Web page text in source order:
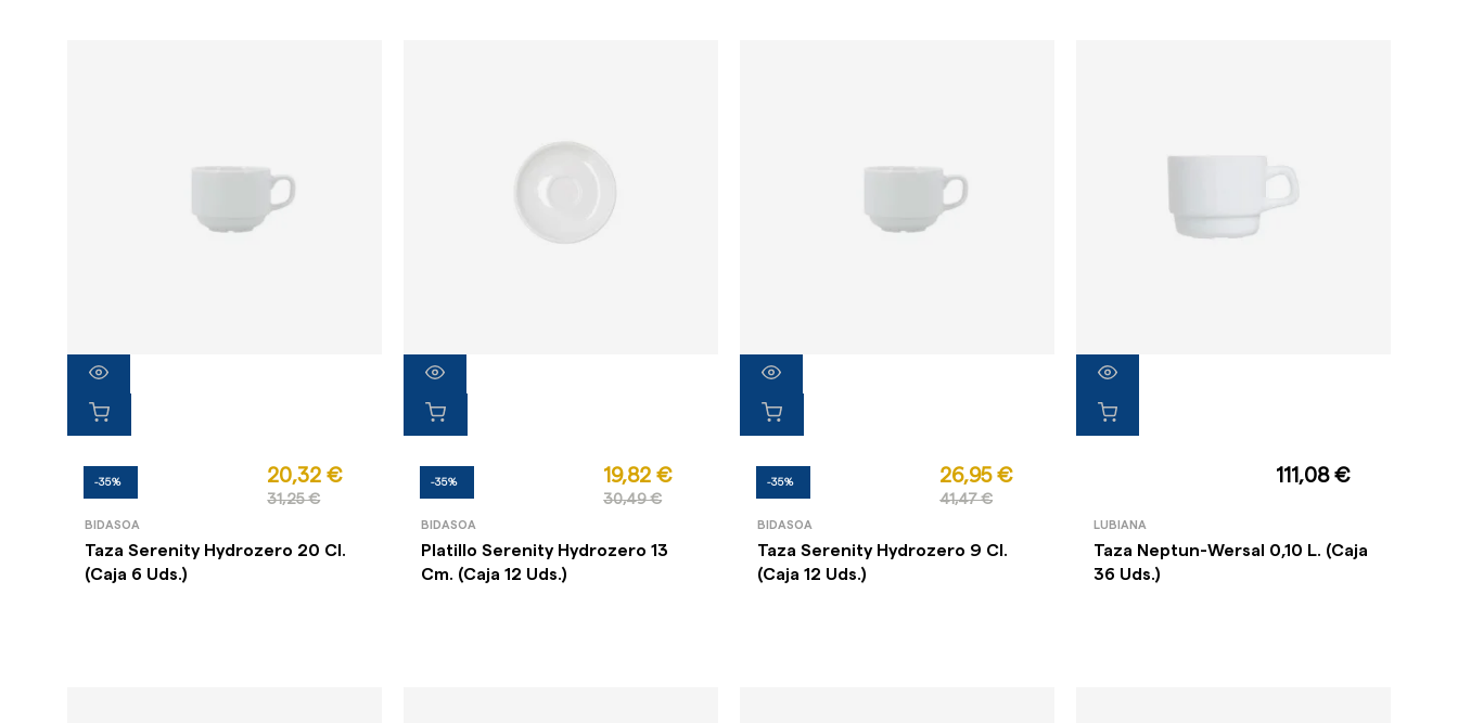
-35% 20,32 €
31,25 €
BIDASOA
Taza Serenity Hydrozero 20 Cl.
(Caja 6 Uds.)
-35% 19,82 €
30,49 €
BIDASOA
Platillo Serenity Hydrozero 13
Cm. (Caja 12 Uds.)
-35% 26,95 €
41,47 €
BIDASOA
Taza Serenity Hydrozero 9 Cl.
(Caja 12 Uds.)
111,08 €
LUBIANA
Taza Neptun-Wersal 0,10 L. (Caja
36 Uds.)